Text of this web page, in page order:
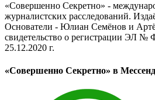
«Совершенно Секретно» -
журналистских расследований.
Основатели - Юлиан Семёнов и
свидетельство о регистрации ЭЛ №
25.12.2020 г.
«Совершенно Секретно» в